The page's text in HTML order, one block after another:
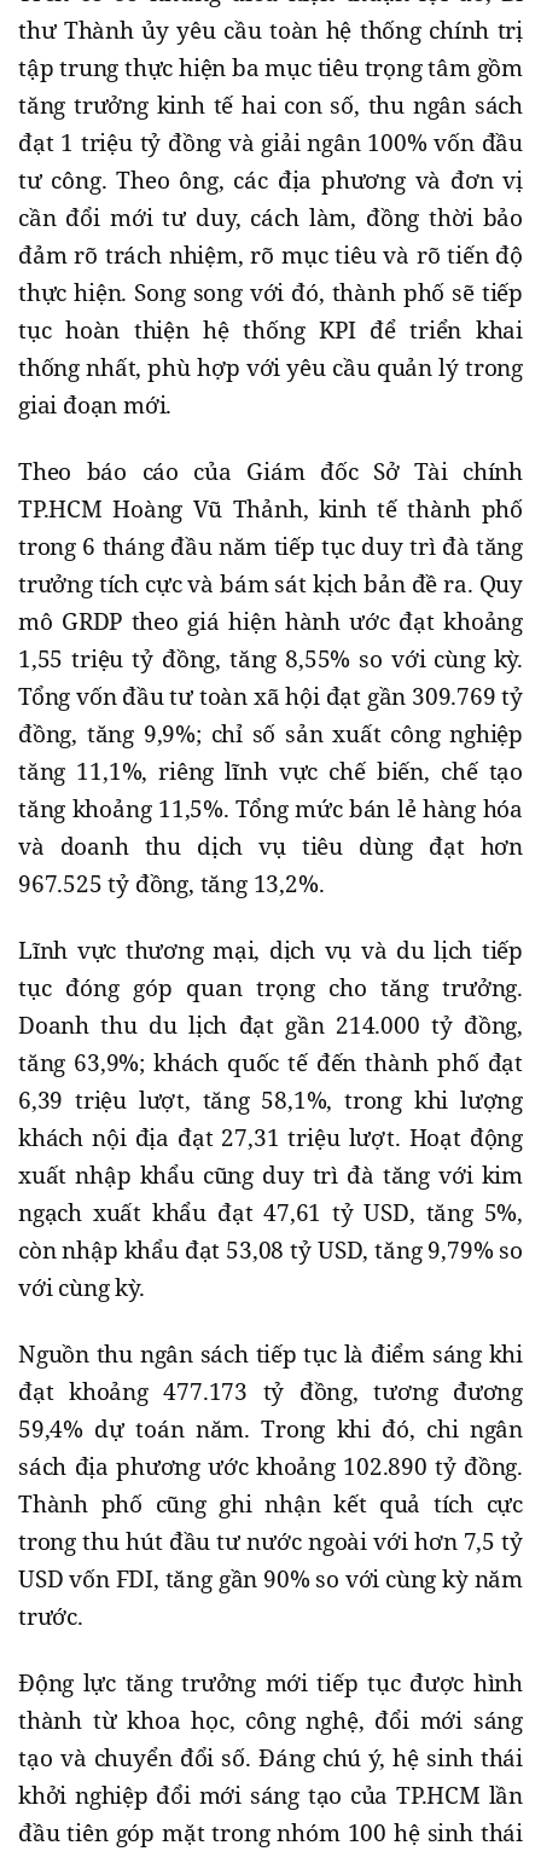
thư Thành ủy yêu cầu toàn hệ thống chính trị
tập trung thực hiện ba mục tiêu trọng tâm gồm
tăng trưởng kinh tế hai con số, thu ngân sách
đạt 1 triệu tỷ đồng và giải ngân 100% vốn đầu
tư công. Theo ông, các địa phương và đơn vị
cần đổi mới tư duy, cách làm, đồng thời bảo
đảm rõ trách nhiệm, rõ mục tiêu và rõ tiến độ
thực hiện. Song song với đó, thành phố sẽ tiếp
tục hoàn thiện hệ thống KPI để triển khai
thống nhất, phù hợp với yêu cầu quản lý trong
giai đoạn mới.
Theo báo cáo của Giám đốc Sở Tài chính
TP.HCM Hoàng Vũ Thảnh, kinh tế thành phố
trong 6 tháng đầu năm tiếp tục duy trì đà tăng
trưởng tích cực và bám sát kịch bản đề ra. Quy
mô GRDP theo giá hiện hành ước đạt khoảng
1,55 triệu tỷ đồng, tăng 8,55% so với cùng kỳ.
Tổng vốn đầu tư toàn xã hội đạt gần 309.769 tỷ
đồng, tăng 9,9%; chỉ số sản xuất công nghiệp
tăng 11,1%, riêng lĩnh vực chế biến, chế tạo
tăng khoảng 11,5%. Tổng mức bán lẻ hàng hóa
và doanh thu dịch vụ tiêu dùng đạt hơn
967.525 tỷ đồng, tăng 13,2%.
Lĩnh vực thương mại, dịch vụ và du lịch tiếp
tục đóng góp quan trọng cho tăng trưởng.
Doanh thu du lịch đạt gần 214.000 tỷ đồng,
tăng 63,9%; khách quốc tế đến thành phố đạt
6,39 triệu lượt, tăng 58,1%, trong khi lượng
khách nội địa đạt 27,31 triệu lượt. Hoạt động
xuất nhập khẩu cũng duy trì đà tăng với kim
ngạch xuất khẩu đạt 47,61 tỷ USD, tăng 5%,
còn nhập khẩu đạt 53,08 tỷ USD, tăng 9,79% so
với cùng kỳ.
Nguồn thu ngân sách tiếp tục là điểm sáng khi
đạt khoảng 477.173 tỷ đồng, tương đương
59,4% dự toán năm. Trong khi đó, chi ngân
sách địa phương ước khoảng 102.890 tỷ đồng.
Thành phố cũng ghi nhận kết quả tích cực
trong thu hút đầu tư nước ngoài với hơn 7,5 tỷ
USD vốn FDI, tăng gần 90% so với cùng kỳ năm
trước.
Động lực tăng trưởng mới tiếp tục được hình
thành từ khoa học, công nghệ, đổi mới sáng
tạo và chuyển đổi số. Đáng chú ý, hệ sinh thái
khởi nghiệp đổi mới sáng tạo của TP.HCM lần
đầu tiên góp mặt trong nhóm 100 hệ sinh thái